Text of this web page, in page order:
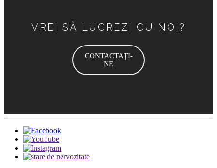
VREI SĂ LUCREZI CU NOI?
CONTACTAŢI-
NE